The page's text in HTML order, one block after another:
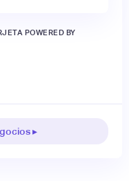
POWERED BY
▸